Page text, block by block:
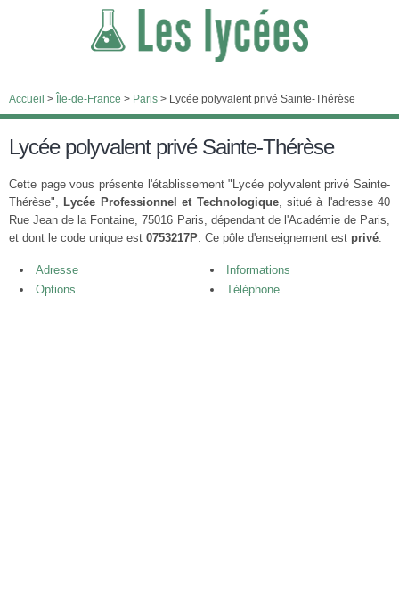
Accueil > Île-de-France > Paris > Lycée polyvalent privé Sainte-Thérèse
Lycée polyvalent privé Sainte-Thérèse
Cette page vous présente l'établissement "Lycée polyvalent privé Sainte-
Thérèse", Lycée Professionnel et Technologique, situé à l'adresse 40
Rue Jean de la Fontaine, 75016 Paris, dépendant de l'Académie de Paris,
et dont le code unique est 0753217P. Ce pôle d'enseignement est privé.
Adresse
Informations
Options
Téléphone